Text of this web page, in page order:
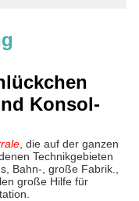
Konsol-
, die auf der ganzen
Technikgebieten
Bahn-, große Fabrik.
große Hilfe für